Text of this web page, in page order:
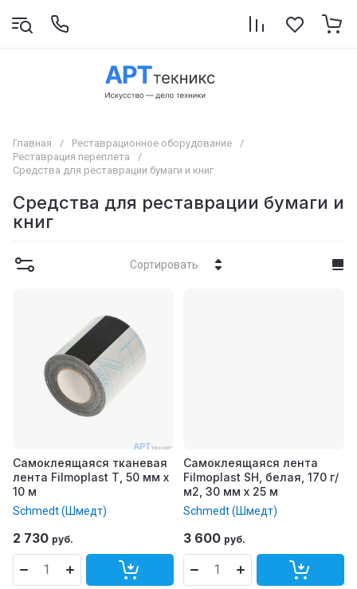
Главная / Реставрационное оборудование
/
Реставрация переплета
/
Средства для реставрации бумаги и книг
Средства для реставрации бумаги и
книг
Сортировать
Самоклеящаяся тканевая
лента Filmoplast T, 50 мм x
10 м
Schmedt (Шмедт)
2 730 руб.
Самоклеящаяся лента
Filmoplast SH, белая, 170 г/
м2, 30 мм x 25 м
Schmedt (Шмедт)
3 600 руб.